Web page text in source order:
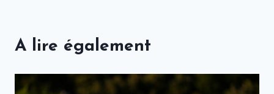
A lire également